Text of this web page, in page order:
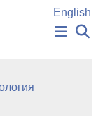
English